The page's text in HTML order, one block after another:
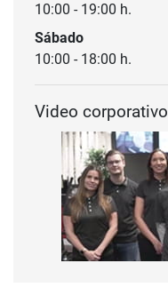
10:00 - 19:00 h.
Sábado
10:00 - 18:00 h.
Video corporativo